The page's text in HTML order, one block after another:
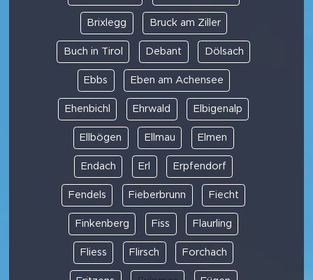
Brixlegg Bruck am Ziller
Buch in Tirol Debant Dölsach
Ebbs Eben am Achensee
Ehenbichl Ehrwald Elbigenalp
Ellbögen Ellmau Elmen
Endach Erl Erpfendorf
Fendels Fieberbrunn Fiecht
Finkenberg Fiss Flaurling
Fliess Flirsch Forchach